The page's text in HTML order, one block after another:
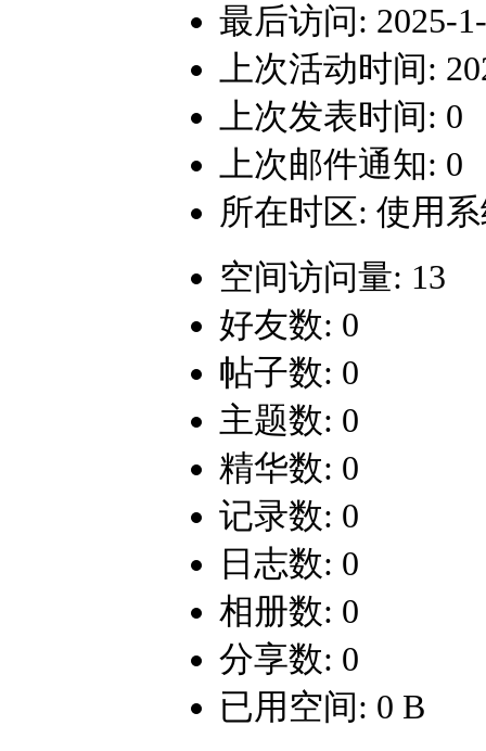
最后访问: 2025-
上次活动时间:
上次发表时间: 0
上次邮件通知: 0
所在时区: 使用
空间访问量: 13
好友数: 0
帖子数: 0
主题数: 0
精华数: 0
记录数: 0
日志数: 0
相册数: 0
分享数: 0
已用空间: 0 B